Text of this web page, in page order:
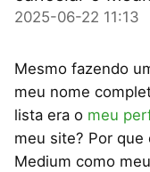
2025-06-22 11:13
Mesmo fazendo
meu nome
lista era o meu
meu site? Por
Medium como